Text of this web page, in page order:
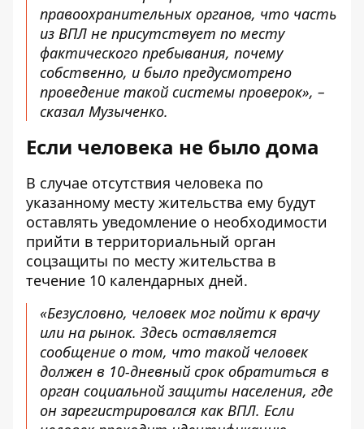
правоохранительных органов, что часть
из ВПЛ не присутствует по месту
фактического пребывания, почему
собственно, и было предусмотрено
проведение такой системы проверок», –
сказал Музыченко.
Если человека не было дома
В случае отсутствия человека по
указанному месту жительства ему будут
оставлять уведомление о необходимости
прийти в территориальный орган
соцзащиты по месту жительства в
течение 10 календарных дней.
«Безусловно, человек мог пойти к врачу
или на рынок. Здесь оставляется
сообщение о том, что такой человек
должен в 10-дневный срок обратиться в
орган социальной защиты населения, где
он зарегистрировался как ВПЛ. Если